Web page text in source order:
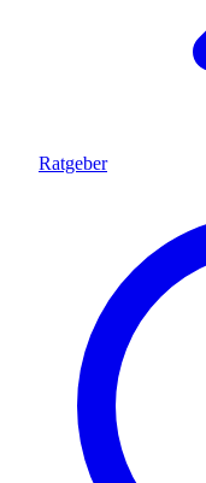
Ratgeber